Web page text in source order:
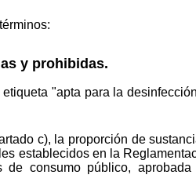
y prohibidas.
"apta para la
c), la proporción de
establecidos en la
consumo público,